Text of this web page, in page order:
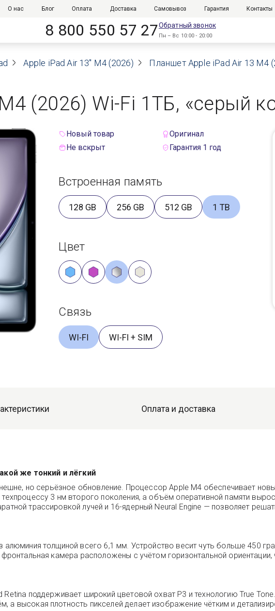
О нас Блог Оплата Доставка Самовывоз Гарантия Контакты
8 800 550 57 27Обратный звонок
Пн – Вс 10:00 - 20:00
Apple iPad Air 13" M4 (2026) Планшет Apple iPad Air 13 M4
(2026) Wi-Fi 1ТБ, «серый
Новый товар
Оригинал
Не вскрыт
Гарантия 1 год
Встроенная память
128 GB 256 GB 512 GB 1 TB
Цвет
Связь
WI-FI WI-FI + SIM
Оплата и доставка
же тонкий и лёгкий
но серьёзное обновление. Процессор Apple M4 обеспечивает
техпроцессу 3 нм второго поколения, а объём оперативной памяти
трассировкой лучей и 16-ядерный Neural Engine — позволяет
толщиной всего 6,1 мм. Устройство весит чуть больше 450
камера расположены с учётом горизонтальной
поддерживает широкий цветовой охват P3 и технологию True
а высокая плотность пикселей делает изображение чётким и